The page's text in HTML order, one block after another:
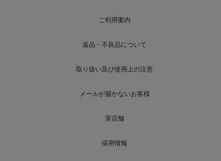
ご利用案内
返品・不良品について
取り扱い及び使用上の注意
メールが届かないお客様
実店舗
採用情報